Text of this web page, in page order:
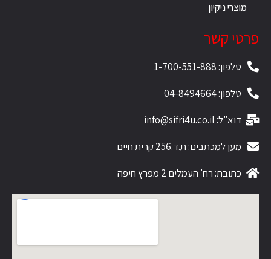
מוצרי ניקיון
פרטי קשר
טלפון: 1-700-551-888
טלפון: 04-8494664
דוא"ל: info@sifri4u.co.il
מען למכתבים: ת.ד.256 קרית חיים
כתובת: רח' העמלים 2 מפרץ חיפה